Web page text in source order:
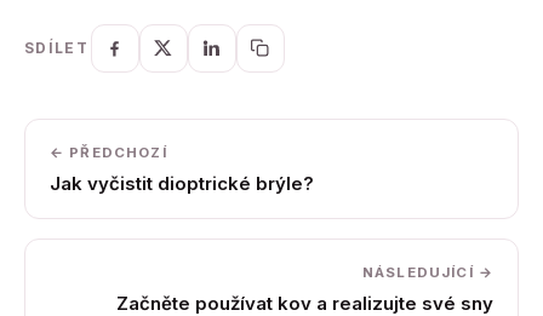
SDÍLET
← PŘEDCHOZÍ
Jak vyčistit dioptrické brýle?
NÁSLEDUJÍCÍ →
Začněte používat kov a realizujte své sny